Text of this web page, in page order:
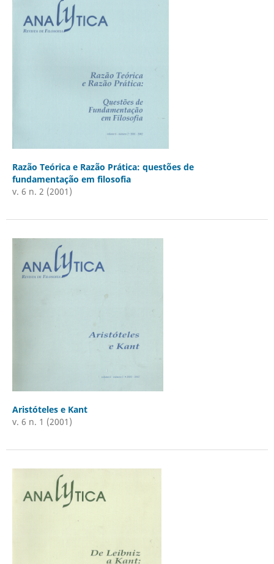
Razão Teórica e Razão Prática: questões de
fundamentação em filosofia
v. 6 n. 2 (2001)
Aristóteles e Kant
v. 6 n. 1 (2001)